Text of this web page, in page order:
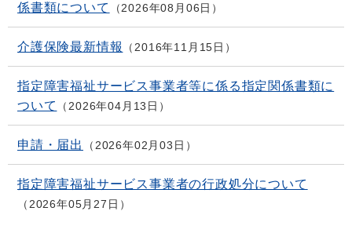
係書類について
2026年08月06日
介護保険最新情報 2016年11月15日
指定障害福祉サービス事業者等に係る指定関係書類に
ついて
2026年04月13日
申請・届出 2026年02月03日
指定障害福祉サービス事業者の行政処分について
2026年05月27日